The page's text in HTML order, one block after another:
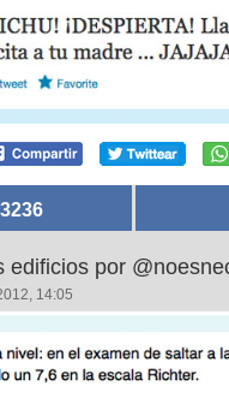
3236
edificios por
14:05